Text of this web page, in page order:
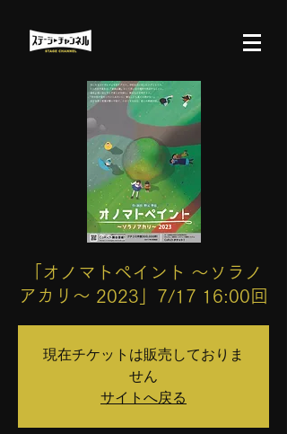
「オノマトペイント ～ソラノ
アカリ～ 2023」7/17 16:00回
現在チケットは販売しておりま
せん
サイトへ戻る